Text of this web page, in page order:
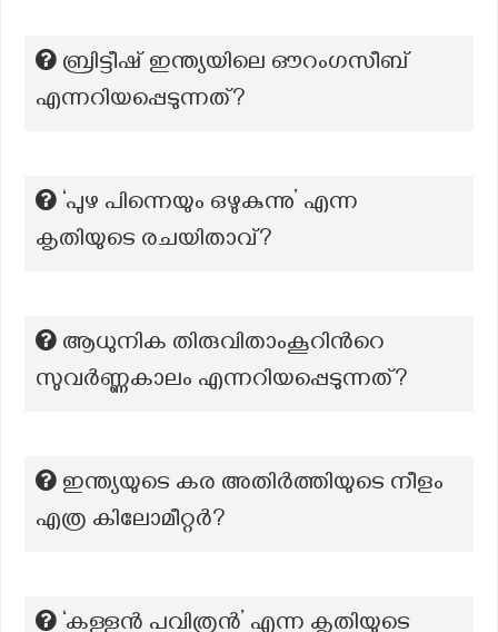
ബ്രിട്ടീഷ് ഇന്ത്യയിലെ ഔറംഗസീബ്
എന്നറിയപ്പെടുന്നത്?
‘പുഴ പിന്നെയും ഒഴുകുന്നു’ എന്ന
കൃതിയുടെ രചയിതാവ്?
ആധുനിക തിരുവിതാംകൂറിന്‍റെ
സുവർണ്ണകാലം എന്നറിയപ്പെടുന്നത്?
ഇന്ത്യയുടെ കര അതിർത്തിയുടെ നീളം
എത്ര കിലോമീറ്റർ?
‘കള്ളൻ പവിത്രൻ’ എന്ന കൃതിയുടെ